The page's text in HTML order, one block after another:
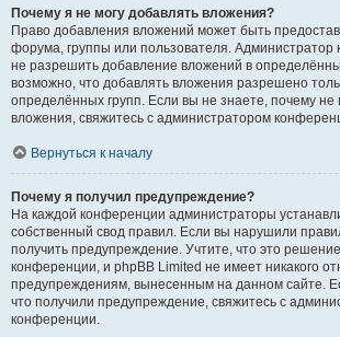
Почему я не могу добавлять вложения?
Право добавления вложений может быть
форума, группы или пользователя.
не разрешить добавление вложений в
возможно, что добавлять вложения разрешено
определённых групп. Если вы не знаете, почему не
вложения, свяжитесь с администратором
Вернуться к началу
Почему я получил предупреждение?
На каждой конференции администраторы
собственный свод правил. Если вы нарушили
получить предупреждение. Учтите, что это
конференции, и phpBB Limited не имеет никакого
предупреждениям, вынесенным на данном сайте.
что получили предупреждение, свяжитесь с
конференции.